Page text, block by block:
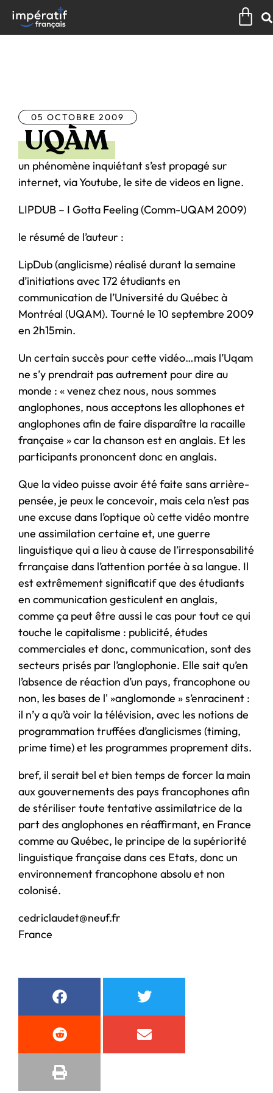
contenu
05 OCTOBRE 2009
UQÀM
un phénomène inquiétant s’est propagé sur
internet, via Youtube, le site de videos en ligne.
LIPDUB – I Gotta Feeling (Comm-UQAM 2009)
le résumé de l’auteur :
LipDub (anglicisme) réalisé durant la semaine
d’initiations avec 172 étudiants en
communication de l’Université du Québec à
Montréal (UQAM). Tourné le 10 septembre 2009
en 2h15min.
Un certain succès pour cette vidéo…mais l’Uqam
ne s’y prendrait pas autrement pour dire au
monde : « venez chez nous, nous sommes
anglophones, nous acceptons les allophones et
anglophones afin de faire disparaître la racaille
française » car la chanson est en anglais. Et les
participants prononcent donc en anglais.
Que la video puisse avoir été faite sans arrière-
pensée, je peux le concevoir, mais cela n’est pas
une excuse dans l’optique où cette vidéo montre
une assimilation certaine et, une guerre
linguistique qui a lieu à cause de l’irresponsabilité
frrançaise dans l’attention portée à sa langue. Il
est extrêmement significatif que des étudiants
en communication gesticulent en anglais,
comme ça peut être aussi le cas pour tout ce qui
touche le capitalisme : publicité, études
commerciales et donc, communication, sont des
secteurs prisés par l’anglophonie. Elle sait qu’en
l’absence de réaction d’un pays, francophone ou
non, les bases de l' »anglomonde » s’enracinent :
il n’y a qu’à voir la télévision, avec les notions de
programmation truffées d’anglicismes (timing,
prime time) et les programmes proprement dits.
bref, il serait bel et bien temps de forcer la main
aux gouvernements des pays francophones afin
de stériliser toute tentative assimilatrice de la
part des anglophones en réaffirmant, en France
comme au Québec, le principe de la supériorité
linguistique française dans ces Etats, donc un
environnement francophone absolu et non
colonisé.
cedriclaudet@neuf.fr
France